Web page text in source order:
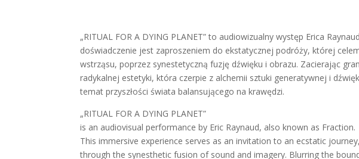
„RITUAL FOR A DYING PLANET” to audiowizualny występ Erica
doświadczenie jest zaproszeniem do ekstatycznej podróży, której
wstrząsu, poprzez synestetyczną fuzję dźwięku i obrazu. Zacierając
radykalnej estetyki, która czerpie z alchemii sztuki generatywnej i
temat przyszłości świata balansującego na krawędzi.
„RITUAL FOR A DYING PLANET”
is an audiovisual performance by Eric Raynaud, also known as Fraction.
This immersive experience serves as an invitation to an ecstatic
through the synesthetic fusion of sound and imagery. Blurring the